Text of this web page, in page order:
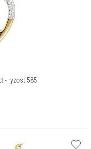
- ryzost 585